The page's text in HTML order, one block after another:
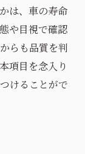
は、車の寿命
や目視で確認
らも品質を判
項目を念入り
けることがで